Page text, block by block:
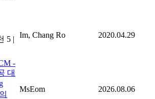
5 |
Im, Chang Ro 2020.04.29
-
대
MsEom 2026.08.06